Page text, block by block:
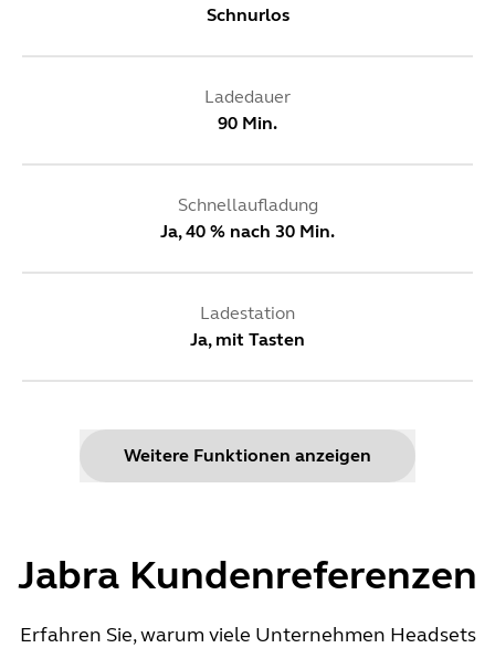
Schnurlos
Ladedauer
90 Min.
Schnellaufladung
Ja, 40 % nach 30 Min.
Ladestation
Ja, mit Tasten
Ja
Schnurlose Reichweite
Weitere Funktionen anzeigen
Jabra Kundenreferenzen
Erfahren Sie, warum viele Unternehmen Headsets